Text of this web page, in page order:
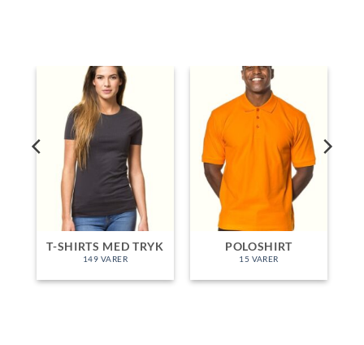
T-SHIRTS MED TRYK
149 VARER
POLOSHIRT
15 VARER